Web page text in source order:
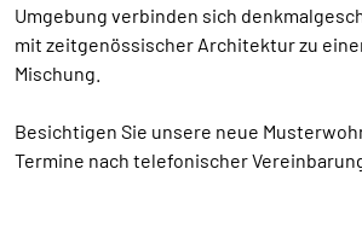
Umgebung verbinden sich
mit zeitgenössischer Architektur zu
Mischung.
Besichtigen Sie unsere neue
Termine nach telefonischer